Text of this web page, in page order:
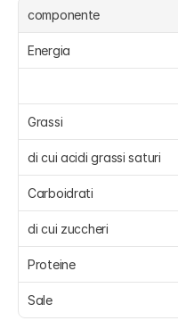
componente
Energia
Grassi
di cui acidi grassi saturi
Carboidrati
di cui zuccheri
Proteine
Sale